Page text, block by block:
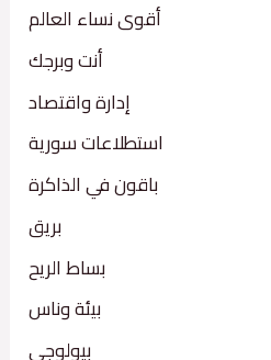
أقوى نساء العالم
أنت وبرجك
إدارة واقتصاد
استطلاعات سورية
باقون في الذاكرة
بريق
بساط الريح
بيئة وناس
بيولوجي